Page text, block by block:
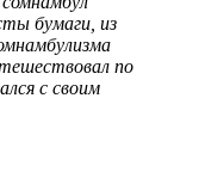
бумаги, из
по
с своим